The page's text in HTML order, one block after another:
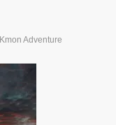
Kmon Adventure